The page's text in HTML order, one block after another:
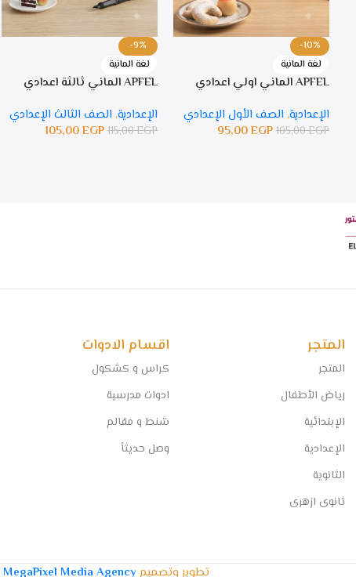
-10%
لغة المانية
APFEL الماني اولي اعدادي
الإعدادية, الصف الأول الإعدادي
105,00EGP
95,00EGP
-9%
لغة المانية
APFEL الماني ثالثة اعدادي
الإعدادية, الصف الثالث الإعدادي
115,00EGP
105,00EGP
المتجر
المتجر
رياض الأطفال
الإبتدائية
الإعدادية
الثانوية
ثانوى ازهرى
اقسام الادوات
كراس و كشكول
ادوات مدرسية
شنط و مقالم
وصل حديثاً
تطوير وتصميمMegaPixel Media Agency